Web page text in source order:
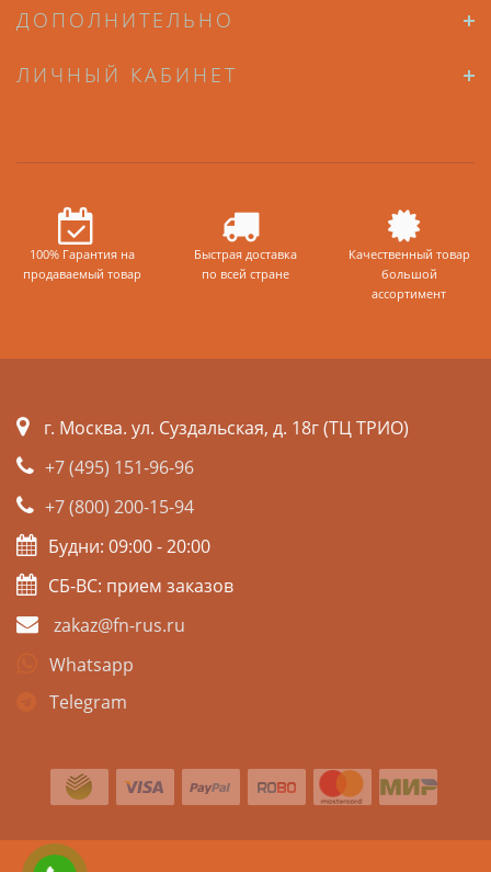
ДОПОЛНИТЕЛЬНО
ЛИЧНЫЙ КАБИНЕТ
100% Гарантия на
продаваемый товар
Быстрая доставка
по всей стране
Качественный товар
большой
ассортимент
г. Москва. ул. Суздальская, д. 18г (ТЦ ТРИО)
+7 (495) 151-96-96
+7 (800) 200-15-94
Будни: 09:00 - 20:00
СБ-ВС: прием заказов
zakaz@fn-rus.ru
Whatsapp
Telegram